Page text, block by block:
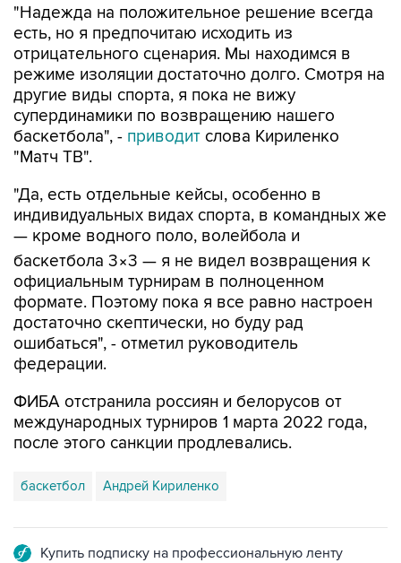
"Надежда на положительное решение всегда
есть, но я предпочитаю исходить из
отрицательного сценария. Мы находимся в
режиме изоляции достаточно долго. Смотря на
другие виды спорта, я пока не вижу
супердинамики по возвращению нашего
баскетбола", - приводит слова Кириленко
"Матч ТВ".
"Да, есть отдельные кейсы, особенно в
индивидуальных видах спорта, в командных же
— кроме водного поло, волейбола и
баскетбола 3×3 — я не видел возвращения к
официальным турнирам в полноценном
формате. Поэтому пока я все равно настроен
достаточно скептически, но буду рад
ошибаться", - отметил руководитель
федерации.
ФИБА отстранила россиян и белорусов от
международных турниров 1 марта 2022 года,
после этого санкции продлевались.
баскетбол Андрей Кириленко
Купить подписку на профессиональную ленту